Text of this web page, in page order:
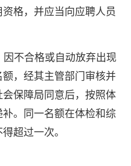
格，并应当向应聘人员
不合格或自动放弃出现
，经其主管部门审核并
保障局同意后，按照体
。同一名额在体检和综
超过一次。